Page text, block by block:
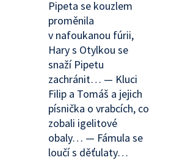
Pipeta se kouzlem
proměnila
v nafoukanou fúrii,
Hary s Otylkou se
snaží Pipetu
zachránit… — Kluci
Filip a Tomáš a jejich
písnička o vrabcích, co
zobali igelitové
obaly… — Fámula se
loučí s děťulaty…